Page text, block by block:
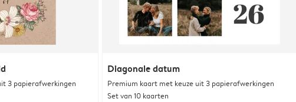
3 papierafwerkingen
Diagonale datum
Premium kaart met keuze uit 3 papierafwerkingen
Set van 10 kaarten